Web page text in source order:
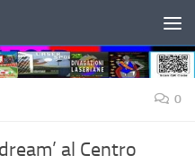
0
al Centro